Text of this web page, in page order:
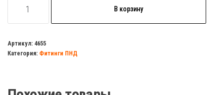
товара
20х1"
н/
В корзину
Артикул: 4655
Категория: Фитинги ПНД